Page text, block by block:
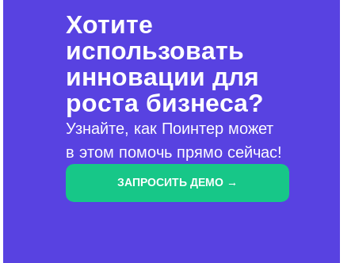
Хотите
использовать
инновации для
роста бизнеса?
Узнайте, как Поинтер может
в этом помочь прямо сейчас!
ЗАПРОСИТЬ ДЕМО →